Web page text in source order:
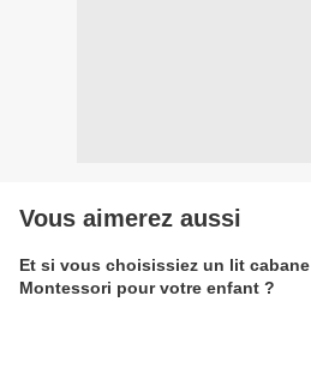
Vous aimerez aussi
Et si vous choisissiez un lit cabane
Montessori pour votre enfant ?